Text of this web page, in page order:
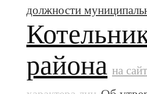
должности
района на